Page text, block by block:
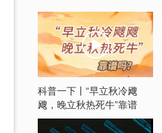
科普一下丨“早立秋冷飕
飕，晚立秋热死牛”靠谱
吗？